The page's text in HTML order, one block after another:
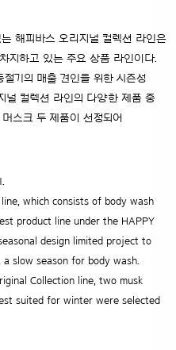
해피바스 오리지널 컬렉션 라인은
지하고 있는 주요 상품 라인이다.
기의 매출 견인을 위한 시즌성
널 컬렉션 라인의 다양한 제품 중
스크 두 제품이 선정되어
which consists of body wash
product line under the HAPPY
design limited project to
slow season for body wash.
Collection line, two musk
suited for winter were selected